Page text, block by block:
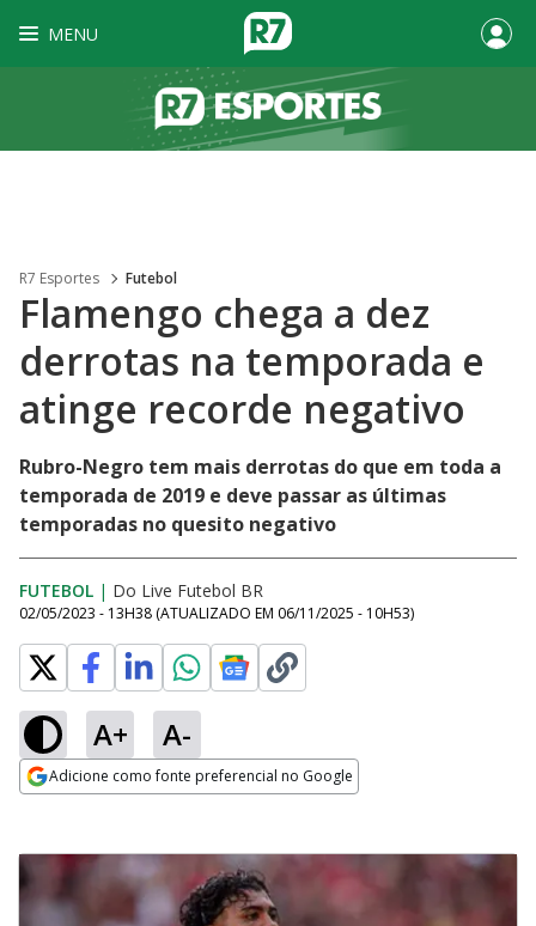
MENU
R7 Esportes Futebol
Flamengo chega a dez
derrotas na temporada e
atinge recorde negativo
Rubro-Negro tem mais derrotas do que em toda a
temporada de 2019 e deve passar as últimas
temporadas no quesito negativo
FUTEBOL | Do Live Futebol BR
02/05/2023 - 13H38 (ATUALIZADO EM 06/11/2025 - 10H53)
A+ A-
Adicione como fonte preferencial no Google